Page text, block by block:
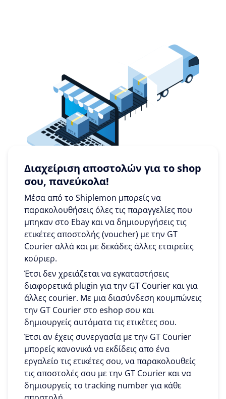
Διαχείριση αποστολών για το shop
σου, πανεύκολα!
Μέσα από το Shiplemon μπορείς να
παρακολουθήσεις όλες τις παραγγελίες που
μπηκαν στο Ebay και να δημιουργήσεις τις
ετικέτες αποστολής (voucher) με την GT
Courier αλλά και με δεκάδες άλλες εταιρείες
κούριερ.
Έτσι δεν χρειάζεται να εγκαταστήσεις
διαφορετικά plugin για την GT Courier και για
άλλες courier. Με μια διασύνδεση κουμπώνεις
την GT Courier στο eshop σου και
δημιουργείς αυτόματα τις ετικέτες σου.
Έτσι αν έχεις συνεργασία με την GT Courier
μπορείς κανονικά να εκδίδεις απο ένα
εργαλείο τις ετικέτες σου, να παρακολουθείς
τις αποστολές σου με την GT Courier και να
δημιουργείς το tracking number για κάθε